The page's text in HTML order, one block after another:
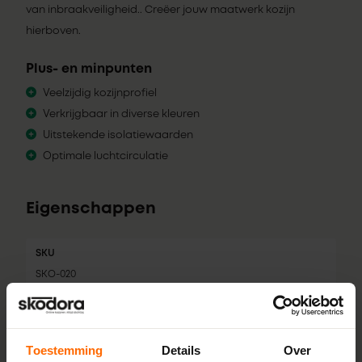
Toestemming Details Over
van inbraakveiligheid.. Creëer jouw maatwerk kozijn
hierboven.
Plus- en minpunten
Veelzijdig kozijnprofiel
Verkrijgbaar in diverse kleuren
Uitstekende isolatiewaarden
Optimale luchtcirculatie
Eigenschappen
SKU
SKO-020
Merk
Profiel